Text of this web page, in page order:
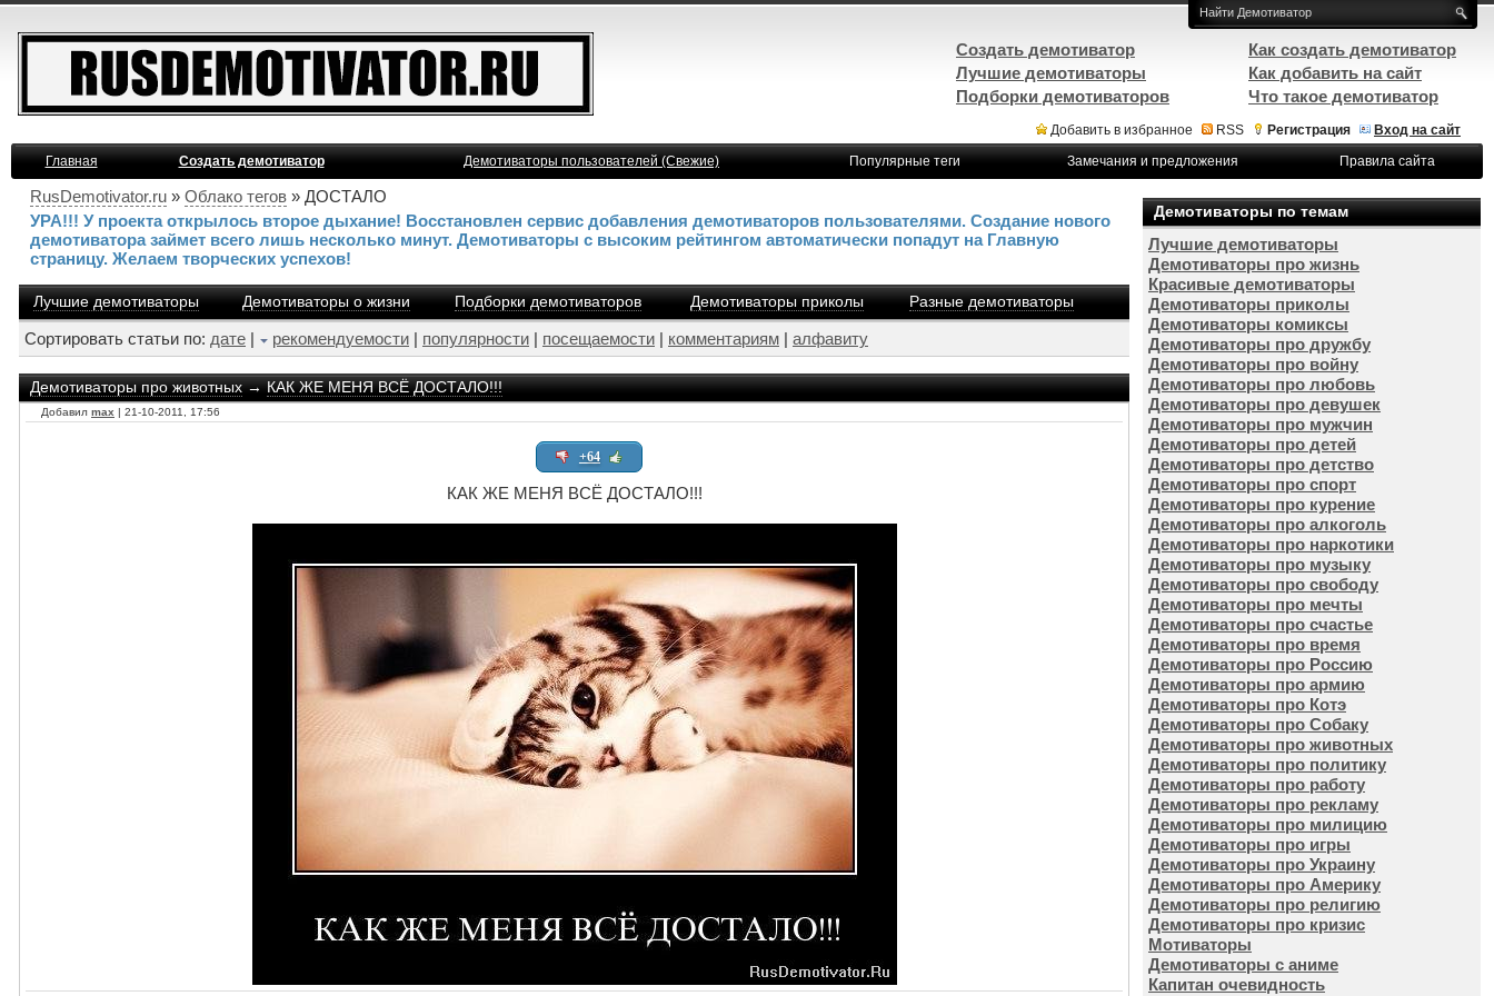
Добавить в избранное RSS Регистрация
Вход на сайт
Главная
Создать демотиватор Демотиваторы пользователей (Свежие) Популярные теги Замечания и предложения Правила сайта
RusDemotivator.ru » Облако тегов » ДОСТАЛО
УРА!!! У проекта открылось второе дыхание! Восстановлен сервис добавления демотиваторов пользователями. Создание нового
демотиватора займет всего лишь несколько минут. Демотиваторы с высоким рейтингом автоматически попадут на Главную
страницу. Желаем творческих успехов!
Лучшие демотиваторы Демотиваторы о жизни Подборки демотиваторов Демотиваторы приколы Разные демотиваторы
Сортировать статьи по: дате | рекомендуемости | популярности | посещаемости | комментариям | алфавиту
Демотиваторы про животных→КАК ЖЕ МЕНЯ ВСЁ ДОСТАЛО!!!
Добавил max | 21-10-2011, 17:56
+64
КАК ЖЕ МЕНЯ ВСЁ ДОСТАЛО!!!
Демотиваторы по темам
Лучшие демотиваторы
Демотиваторы про жизнь
Красивые демотиваторы
Демотиваторы приколы
Демотиваторы комиксы
Демотиваторы про дружбу
Демотиваторы про войну
Демотиваторы про любовь
Демотиваторы про девушек
Демотиваторы про мужчин
Демотиваторы про детей
Демотиваторы про детство
Демотиваторы про спорт
Демотиваторы про курение
Демотиваторы про алкоголь
Демотиваторы про наркотики
Демотиваторы про музыку
Демотиваторы про свободу
Демотиваторы про мечты
Демотиваторы про счастье
Демотиваторы про время
Демотиваторы про Россию
Демотиваторы про армию
Демотиваторы про Котэ
Демотиваторы про Собаку
Демотиваторы про животных
Демотиваторы про политику
Демотиваторы про работу
Демотиваторы про рекламу
Демотиваторы про милицию
Демотиваторы про игры
Демотиваторы про Украину
Демотиваторы про Америку
Демотиваторы про религию
Демотиваторы про кризис
Мотиваторы
Демотиваторы с аниме
Капитан очевидность
Создать демотиватор
Лучшие демотиваторы
Подборки демотиваторов
Как создать демотиватор
Как добавить на сайт
Что такое демотиватор